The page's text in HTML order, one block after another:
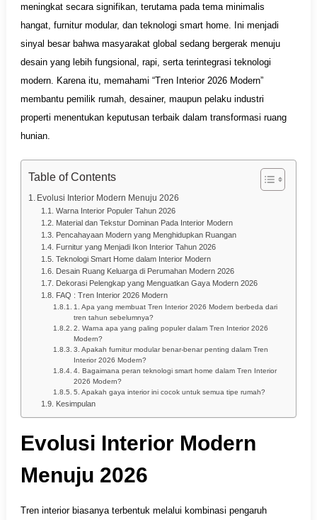
meningkat secara signifikan, terutama pada tema minimalis
hangat, furnitur modular, dan teknologi smart home. Ini menjadi
sinyal besar bahwa masyarakat global sedang bergerak menuju
desain yang lebih fungsional, rapi, serta terintegrasi teknologi
modern. Karena itu, memahami “Tren Interior 2026 Modern”
membantu pemilik rumah, desainer, maupun pelaku industri
properti menentukan keputusan terbaik dalam transformasi ruang
hunian.
Table of Contents
Evolusi Interior Modern Menuju 2026
Warna Interior Populer Tahun 2026
Material dan Tekstur Dominan Pada Interior Modern
Pencahayaan Modern yang Menghidupkan Ruangan
Furnitur yang Menjadi Ikon Interior Tahun 2026
Teknologi Smart Home dalam Interior Modern
Desain Ruang Keluarga di Perumahan Modern 2026
Dekorasi Pelengkap yang Menguatkan Gaya Modern 2026
FAQ : Tren Interior 2026 Modern
1. Apa yang membuat Tren Interior 2026 Modern berbeda dari
tren tahun sebelumnya?
2. Warna apa yang paling populer dalam Tren Interior 2026
Modern?
3. Apakah furnitur modular benar-benar penting dalam Tren
Interior 2026 Modern?
4. Bagaimana peran teknologi smart home dalam Tren Interior
2026 Modern?
5. Apakah gaya interior ini cocok untuk semua tipe rumah?
Kesimpulan
Evolusi Interior Modern
Menuju 2026
Tren interior biasanya terbentuk melalui kombinasi pengaruh